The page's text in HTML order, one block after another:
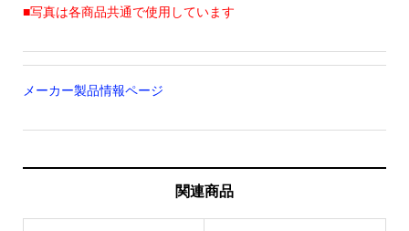
■写真は各商品共通で使用しています
メーカー製品情報ページ
関連商品